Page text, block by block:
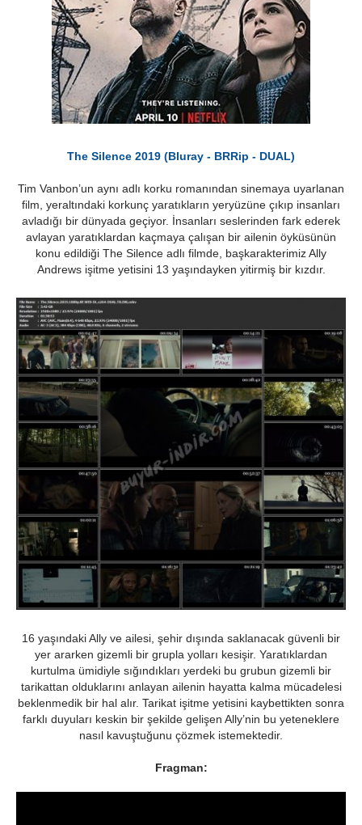
The Silence 2019 (Bluray - BRRip - DUAL)
Tim Vanbon’un aynı adlı korku romanından sinemaya uyarlanan
film, yeraltındaki korkunç yaratıkların yeryüzüne çıkıp insanları
avladığı bir dünyada geçiyor. İnsanları seslerinden fark ederek
avlayan yaratıklardan kaçmaya çalışan bir ailenin öyküsünün
konu edildiği The Silence adlı filmde, başkarakterimiz Ally
Andrews işitme yetisini 13 yaşındayken yitirmiş bir kızdır.
16 yaşındaki Ally ve ailesi, şehir dışında saklanacak güvenli bir
yer ararken gizemli bir grupla yolları kesişir. Yaratıklardan
kurtulma ümidiyle sığındıkları yerdeki bu grubun gizemli bir
tarikattan olduklarını anlayan ailenin hayatta kalma mücadelesi
beklenmedik bir hal alır. Tarikat işitme yetisini kaybettikten sonra
farklı duyuları keskin bir şekilde gelişen Ally’nin bu yeteneklere
nasıl kavuştuğunu çözmek istemektedir.
Fragman: